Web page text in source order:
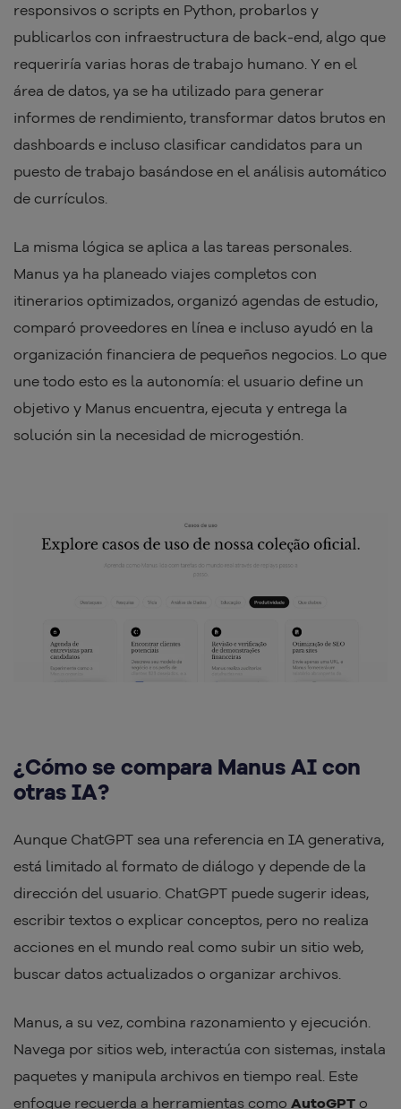
responsivos o scripts en Python, probarlos y
publicarlos con infraestructura de back-end, algo que
requeriría varias horas de trabajo humano. Y en el
área de datos, ya se ha utilizado para generar
informes de rendimiento, transformar datos brutos en
dashboards e incluso clasificar candidatos para un
puesto de trabajo basándose en el análisis automático
de currículos.
La misma lógica se aplica a las tareas personales.
Manus ya ha planeado viajes completos con
itinerarios optimizados, organizó agendas de estudio,
comparó proveedores en línea e incluso ayudó en la
organización financiera de pequeños negocios. Lo que
une todo esto es la autonomía: el usuario define un
objetivo y Manus encuentra, ejecuta y entrega la
solución sin la necesidad de microgestión.
¿Cómo se compara Manus AI con
otras IA?
Aunque ChatGPT sea una referencia en IA generativa,
está limitado al formato de diálogo y depende de la
dirección del usuario. ChatGPT puede sugerir ideas,
escribir textos o explicar conceptos, pero no realiza
acciones en el mundo real como subir un sitio web,
buscar datos actualizados o organizar archivos.
Manus, a su vez, combina razonamiento y ejecución.
Navega por sitios web, interactúa con sistemas, instala
paquetes y manipula archivos en tiempo real. Este
enfoque recuerda a herramientas como AutoGPT o